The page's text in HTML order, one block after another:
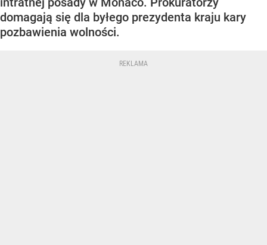
domagają się dla byłego prezydenta kraju kary
pozbawienia wolności.